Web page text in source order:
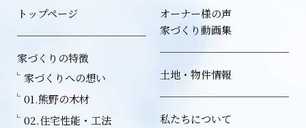
トップページ
家づくりの特徴
家づくりへの想い
01.熊野の木材
02.住宅性能・工法
オーナー様の声
家づくり動画集
土地・物件情報
私たちについて